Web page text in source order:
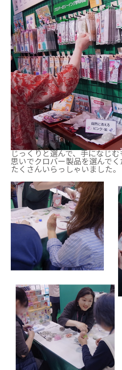
じっくりと選んで、手になじ
思いでクロバー製品を選んで
たくさんいらっしゃいました。